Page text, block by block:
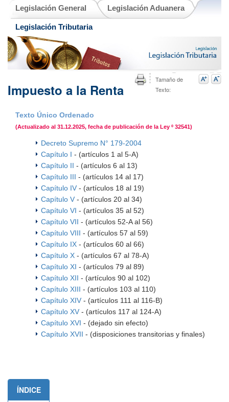
Legislación General Legislación Aduanera
Legislación Tributaria
Tamaño de
Texto:
Impuesto a la Renta
Texto Único Ordenado
(Actualizado al 31.12.2025, fecha de publicación de la Ley º 32541)
Decreto Supremo N° 179-2004
Capítulo I - (artículos 1 al 5-A)
Capítulo II - (artículos 6 al 13)
Capítulo III - (artículos 14 al 17)
Capítulo IV - (artículos 18 al 19)
Capítulo V - (artículos 20 al 34)
Capítulo VI - (artículos 35 al 52)
Capítulo VII - (artículos 52-A al 56)
Capítulo VIII - (artículos 57 al 59)
Capítulo IX - (artículos 60 al 66)
Capítulo X - (artículos 67 al 78-A)
Capítulo XI - (artículos 79 al 89)
Capítulo XII - (artículos 90 al 102)
Capítulo XIII - (artículos 103 al 110)
Capítulo XIV - (artículos 111 al 116-B)
Capítulo XV - (artículos 117 al 124-A)
Capítulo XVI - (dejado sin efecto)
Capítulo XVII - (disposiciones transitorias y finales)
ÍNDICE